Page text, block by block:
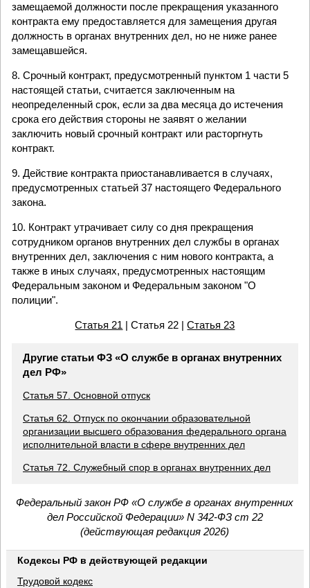
замещаемой должности после прекращения указанного
контракта ему предоставляется для замещения другая
должность в органах внутренних дел, но не ниже ранее
замещавшейся.
8. Срочный контракт, предусмотренный пунктом 1 части 5
настоящей статьи, считается заключенным на
неопределенный срок, если за два месяца до истечения
срока его действия стороны не заявят о желании
заключить новый срочный контракт или расторгнуть
контракт.
9. Действие контракта приостанавливается в случаях,
предусмотренных статьей 37 настоящего Федерального
закона.
10. Контракт утрачивает силу со дня прекращения
сотрудником органов внутренних дел службы в органах
внутренних дел, заключения с ним нового контракта, а
также в иных случаях, предусмотренных настоящим
Федеральным законом и Федеральным законом "О
полиции".
Статья 21 | Статья 22 |Статья 23
Другие статьи ФЗ «О службе в органах внутренних
дел РФ»
Статья 57. Основной отпуск
Статья 62. Отпуск по окончании образовательной
организации высшего образования федерального органа
исполнительной власти в сфере внутренних дел
Статья 72. Служебный спор в органах внутренних дел
Федеральный закон РФ «О службе в органах внутренних
дел Российской Федерации» N 342-ФЗ ст 22
(действующая редакция 2026)
Кодексы РФ в действующей редакции
Трудовой кодекс